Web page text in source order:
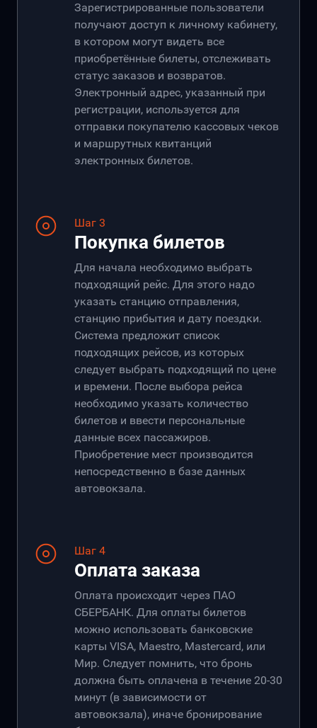
Зарегистрированные пользователи
получают доступ к личному кабинету,
в котором могут видеть все
приобретённые билеты, отслеживать
статус заказов и возвратов.
Электронный адрес, указанный при
регистрации, используется для
отправки покупателю кассовых чеков
и маршрутных квитанций
электронных билетов.
Шаг 3
Покупка билетов
Для начала необходимо выбрать
подходящий рейс. Для этого надо
указать станцию отправления,
станцию прибытия и дату поездки.
Система предложит список
подходящих рейсов, из которых
следует выбрать подходящий по цене
и времени. После выбора рейса
необходимо указать количество
билетов и ввести персональные
данные всех пассажиров.
Приобретение мест производится
непосредственно в базе данных
автовокзала.
Шаг 4
Оплата заказа
Оплата происходит через ПАО
СБЕРБАНК. Для оплаты билетов
можно использовать банковские
карты VISA, Maestro, Mastercard, или
Мир. Следует помнить, что бронь
должна быть оплачена в течение 20-30
минут (в зависимости от
автовокзала), иначе бронирование